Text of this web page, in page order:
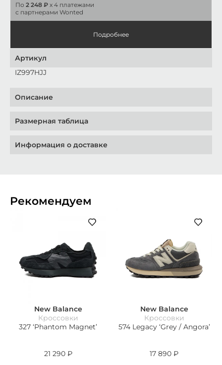
По 2 248 ₽ x 4 платежами
с партнерами Wonted
Подробнее
Артикул
IZ997HJJ
Описание
Размерная таблица
Информация о доставке
Рекомендуем
New Balance
Кроссовки
327 ‘Phantom Magnet’
21 290 ₽
New Balance
Кроссовки
574 Legacy ‘Grey / Angora’
17 890 ₽